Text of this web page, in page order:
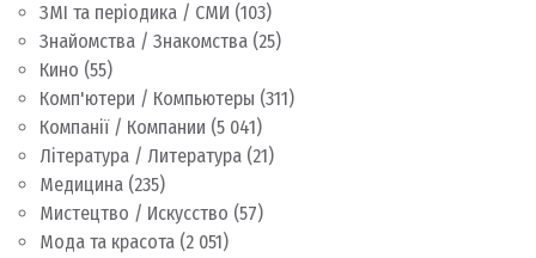
ЗМІ та періодика / СМИ (103)
Знайомства / Знакомства (25)
Кино (55)
Комп'ютери / Компьютеры (311)
Компанії / Компании (5 041)
Література / Литература (21)
Медицина (235)
Мистецтво / Искусство (57)
Мода та красота (2 051)